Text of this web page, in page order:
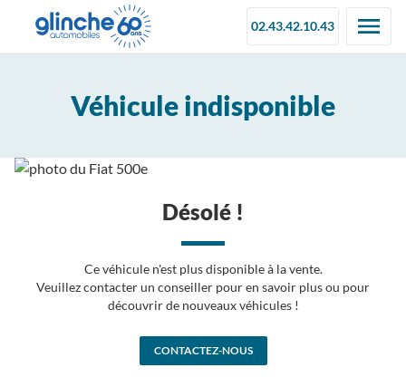
02.43.42.10.43
Véhicule indisponible
Désolé !
Ce véhicule n'est plus disponible à la vente.
Veuillez contacter un conseiller pour en savoir plus ou pour
découvrir de nouveaux véhicules !
CONTACTEZ-NOUS